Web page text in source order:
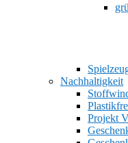
Nachhaltigkeit
Projekt